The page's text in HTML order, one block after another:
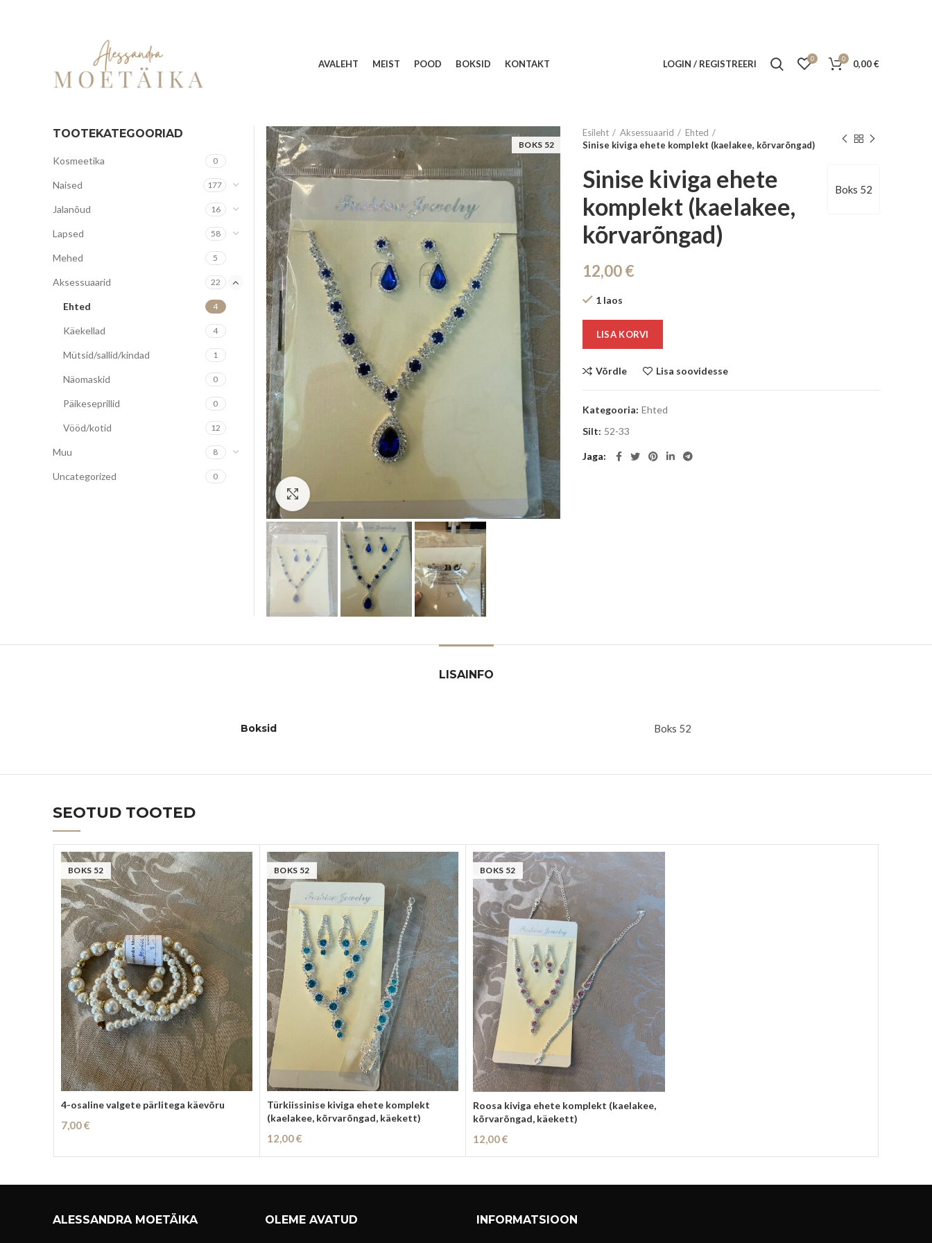
AVALEHT MEIST POOD BOKSID KONTAKT LOGIN / REGISTREERI 0 0 0,00€
BOKS 52
Suurenda
Esileht Aksessuaarid
Ehted
Sinise kiviga ehete komplekt (kaelakee, kõrvarõngad)
Boks 52
Sinise kiviga ehete
komplekt (kaelakee,
kõrvarõngad)
12,00€
1 laos
LISA KORVI
Võrdle Lisa soovidesse
Kategooria: Ehted
Silt: 52-33
Jaga
TOOTEKATEGOORIAD
Kosmeetika 0
Naised 177
Jalanõud 16
Lapsed 58
Mehed 5
Aksessuaarid 22
Ehted 4
Käekellad 4
Mütsid/sallid/kindad 1
Näomaskid 0
Päikeseprillid 0
Vööd/kotid 12
Muu 8
Uncategorized 0
LISAINFO
Boksid Boks 52
SEOTUD TOOTED
BOKS 52
4-osaline valgete pärlitega käevõru
7,00€
BOKS 52
Türkiissinise kiviga ehete komplekt
(kaelakee, kõrvarõngad, käekett)
12,00€
Lisa Korvi
BOKS 52
Roosa kiviga ehete komplekt (kaelakee,
kõrvarõngad, käekett)
12,00€
Lisa Korvi
ALESSANDRA MOETÄIKA OLEME AVATUD INFORMATSIOON